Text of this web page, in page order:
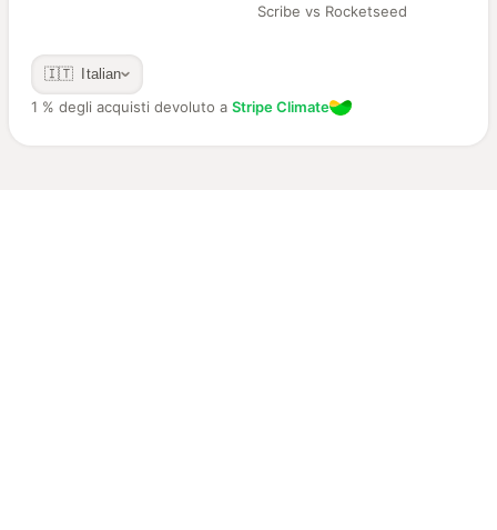
Scribe vs Rocketseed
🇮🇹 Italian
1 % degli acquisti devoluto a Stripe Climate